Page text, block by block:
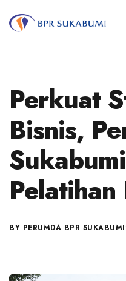
Perkuat
Bisnis,
BY PERUMDA BPR SUKABUMI